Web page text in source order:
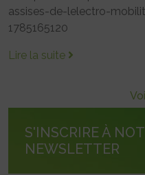
assises-de-lelectro-
1785165120
Lire la suite
S'INSCRIRE À
NEWSLETTER